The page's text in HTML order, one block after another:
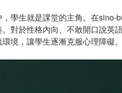
學生就是課堂的主角。在sino-
對於性格內向、不敢開口說英
境，讓學生逐漸克服心理障礙。